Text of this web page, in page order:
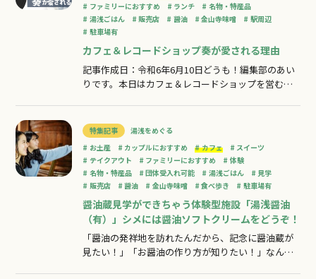
ファミリーにおすすめ
ランチ
名物・特産品
湯浅ごはん
販売店 醤油 金山寺味噌
駅周辺
駐車場有
カフェ＆レコードショップ奏が愛される理由
記事作成日：令和6年6月10日どうも！編集部のあい
りです。本日はカフェ＆レコードショップを営む奏
ん展開している奏さんの魅力を深堀りすべく、潜入
取材にいってきます！出迎えてくれたのは店主の石
田一博（いしだかずひろ）さん。お店のお
湯浅をめぐる
特集記事
お土産
カップルにおすすめ カフェ
スイーツ
テイクアウト
ファミリーにおすすめ
体験
名物・特産品
団体受入れ可能 湯浅ごはん
見学
販売店
醤油 金山寺味噌 食べ歩き 駐車場有
醤油蔵見学ができちゃう体験型施設「湯浅醤油
（有）」シメには醤油ソフトクリームをどうぞ！
「醤油の発祥地を訪れたんだから、記念に醤油蔵が
見たい！」「お醤油の作り方が知りたい！」なんて